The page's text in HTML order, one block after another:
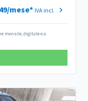
mese* IVA incl.
mensile, digitale e a